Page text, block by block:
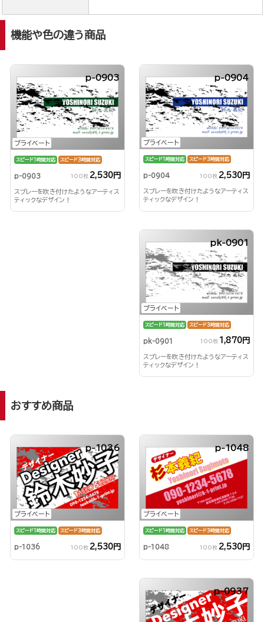
機能や色の違う商品
プライベート
p-0903
スピード1時間対応 スピード3時間対応
p-0903 100枚 2,530円
スプレーを吹き付けたようなアーティス
ティックなデザイン！
プライベート
p-0904
スピード1時間対応 スピード3時間対応
p-0904 100枚 2,530円
スプレーを吹き付けたようなアーティス
ティックなデザイン！
プライベート
pk-0901
スピード1時間対応 スピード3時間対応
pk-0901 100枚 1,870円
スプレーを吹き付けたようなアーティス
ティックなデザイン！
おすすめ商品
プライベート
p-1036
スピード1時間対応 スピード3時間対応
p-1036 100枚 2,530円
プライベート
p-1048
スピード1時間対応 スピード3時間対応
p-1048 100枚 2,530円
p-0937